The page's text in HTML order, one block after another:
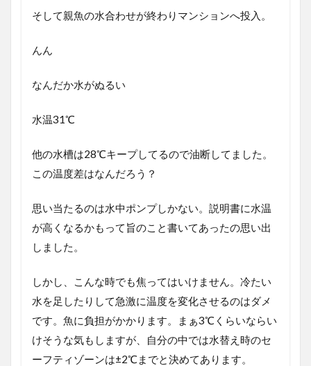
そして親魚の水合わせが終わりマンションへ投入。
んん
なんだか水がぬるい
水温31℃
他の水槽は28℃キープしてるので油断してました。
この温度差はなんだろう？
思い当たるのは水中ポンプしかない。説明書に水温
が高くなるかもって旨のこと書いてあったの思い出
しました。
しかし、こんな時でも焦ってはいけません。冷たい
水を足したりして急激に温度を変化させるのはダメ
です。魚に負担がかかります。まぁ3℃くらいならい
けそうな気もしますが、自分の中では水替え時のセ
ーフティゾーンは±2℃までと決めてあります。